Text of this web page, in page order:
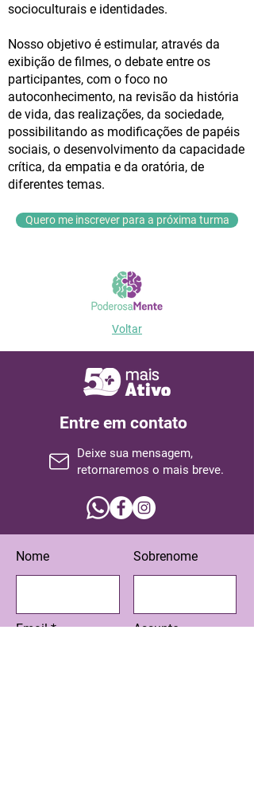
socioculturais e identidades.
Nosso objetivo é estimular, através da
exibição de filmes, o debate entre os
participantes, com o foco no
autoconhecimento, na revisão da história
de vida, das realizações, da sociedade,
possibilitando as modificações de papéis
sociais, o desenvolvimento da capacidade
crítica, da empatia e da oratória, de
diferentes temas.
Quero me inscrever para a próxima turma
Voltar
Entre em contato
Deixe sua mensagem,
retornaremos o mais breve.
Nome
Email
Sobrenome
Assunto